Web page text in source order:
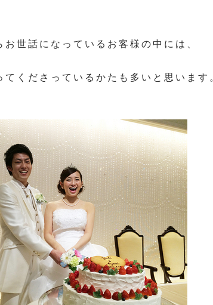
お世話になっているお客様の中には、
くださっているかたも多いと思います